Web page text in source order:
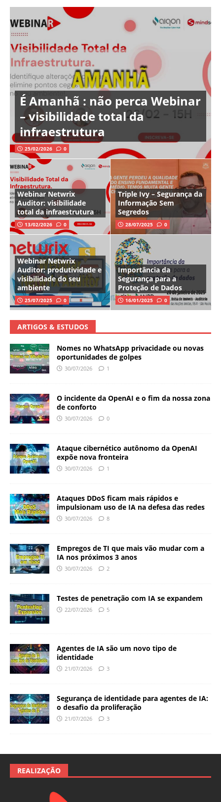
É Amanhã : não perca Webinar
– visibilidade total da
infraestrutura
25/02/2026 0
Webinar Netwrix
Auditor: visibilidade
total da infraestrutura
13/02/2026 0
Triple Ivy – Segurança da
Informação Sem
Segredos
28/07/2025 0
Webinar Netwrix
Auditor: produtividade e
visibilidade do seu
ambiente
25/07/2025 0
Importância da
Segurança para a
Proteção de Dados
16/01/2025 0
ARTIGOS & ESTUDOS
Nomes no WhatsApp privacidade ou novas
oportunidades de golpes
30/07/2026 1
O incidente da OpenAI e o fim da nossa zona
de conforto
30/07/2026 0
Ataque cibernético autônomo da OpenAI
expõe nova fronteira
30/07/2026 1
Ataques DDoS ficam mais rápidos e
impulsionam uso de IA na defesa das redes
30/07/2026 8
Empregos de TI que mais vão mudar com a
IA nos próximos 3 anos
30/07/2026 2
Testes de penetração com IA se expandem
22/07/2026 5
Agentes de IA são um novo tipo de
identidade
21/07/2026 3
Segurança de identidade para agentes de IA:
o desafio da proliferação
21/07/2026 3
REALIZAÇÃO